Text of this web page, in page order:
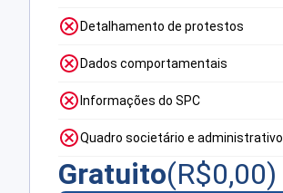
Detalhamento de protestos
Dados comportamentais
Informações do SPC
Quadro societário e administrativo
Gratuito(R$0,00)